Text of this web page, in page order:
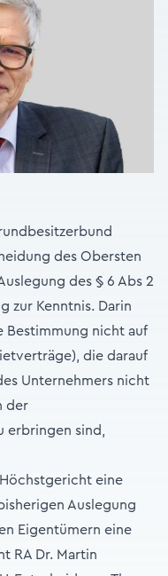
des Obersten
des § 6 Abs 2
zur Kenntnis. Darin
Bestimmung nicht auf
die darauf
Unternehmers nicht
der
erbringen sind,
eine
Auslegung
Eigentümern eine
RA Dr. Martin